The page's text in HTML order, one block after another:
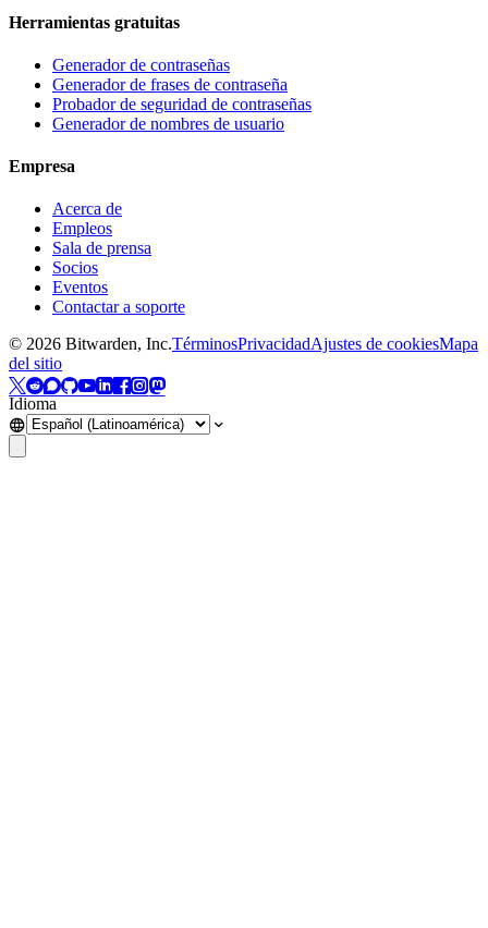
Herramientas gratuitas
Generador de contraseñas
Generador de frases de contraseña
Probador de seguridad de contraseñas
Generador de nombres de usuario
Empresa
Acerca de
Empleos
Sala de prensa
Socios
Eventos
Contactar a soporte
© 2026 Bitwarden, Inc.TérminosPrivacidadAjustes de cookiesMapa
del sitio
Idioma